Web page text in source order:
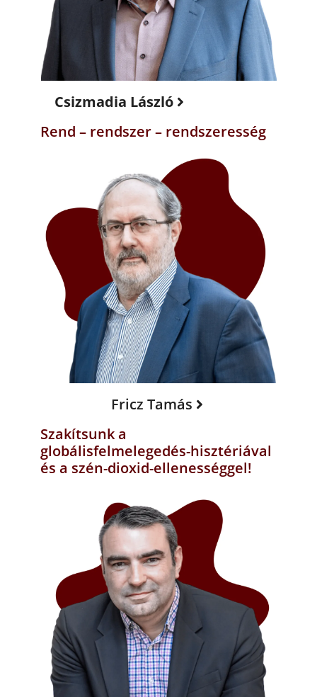
Csizmadia László
Rend – rendszer – rendszeresség
Fricz Tamás
Szakítsunk a
globálisfelmelegedés-hisztériával
és a szén-dioxid-ellenességgel!